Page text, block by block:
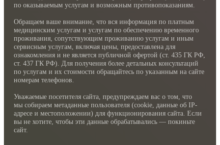
по оказываемым услугам и возможным противопоказаниям.
Обращаем ваше внимание, что вся информация по платным
медицинским услугам и услугам по обеспечению временного
проживания, сопутствующим проживанию услугам и иным
сервисным услугам, включая цены, предоставлена для
ознакомления и не является публичной офертой (ст. 435 ГК РФ,
cт. 437 ГК РФ). Для получения более детальных консультаций
по услугам и их стоимости обращайтесь по указанным на сайте
номерам телефонов.
Уважаемые посетителя сайта, предупреждаем вас о том, что
мы собираем метаданные пользователя (cookie, данные об IP-
адресе и местоположении) для функционирования сайта. Если
вы не хотите, чтобы эти данные обрабатывались — покиньте
сайт.